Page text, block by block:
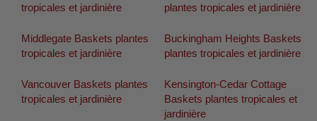
tropicales et jardinière
plantes tropicales et jardinière
Middlegate Baskets plantes
tropicales et jardinière
Buckingham Heights Baskets
plantes tropicales et jardinière
Vancouver Baskets plantes
tropicales et jardinière
Kensington-Cedar Cottage
Baskets plantes tropicales et
jardinière